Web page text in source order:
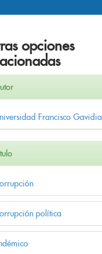
opciones
Francisco Gavidia
política